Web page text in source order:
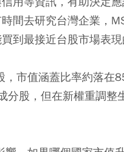
間去研究台灣企業，
到最接近台股市場表現
市值涵蓋比率約落在
分股，但在新權重調整